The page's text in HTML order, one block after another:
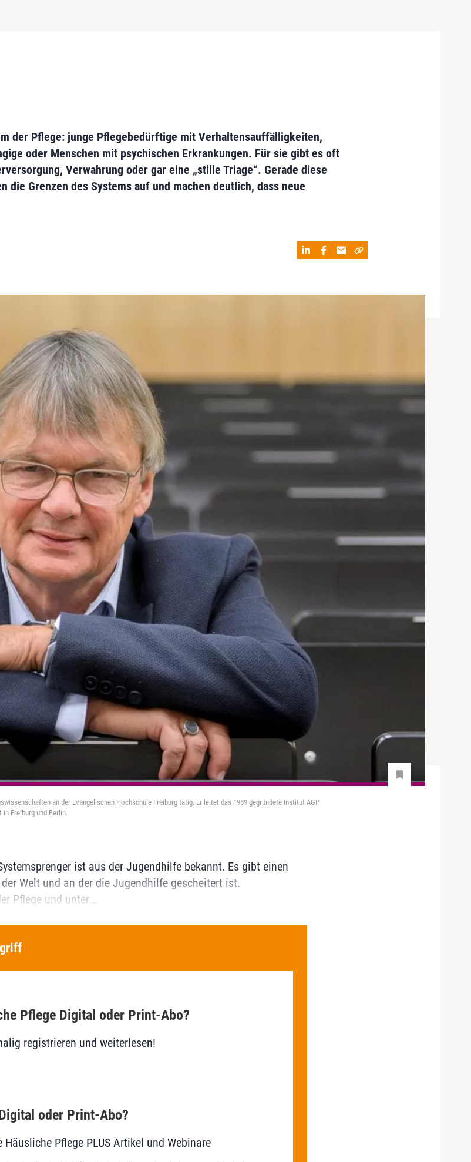
der Pflege: junge Pflegebedürftige mit Verhaltensauffälligkeiten,
oder Menschen mit psychischen Erkrankungen. Für sie gibt es oft
Verwahrung oder gar eine „stille Triage“. Gerade diese
Grenzen des Systems auf und machen deutlich, dass neue
an der Evangelischen Hochschule Freiburg tätig. Er leitet das 1989 gegründete Institut AGP
Freiburg und Berlin.
ist aus der Jugendhilfe bekannt. Es gibt einen
Welt und an der die Jugendhilfe gescheitert ist.
Pflege und unter...
Pflege Digital oder Print-Abo?
registrieren und weiterlesen!
oder Print-Abo?
Pflege PLUS Artikel und Webinare